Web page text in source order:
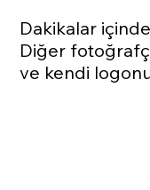
Dakikalar
Diğer
ve kendi